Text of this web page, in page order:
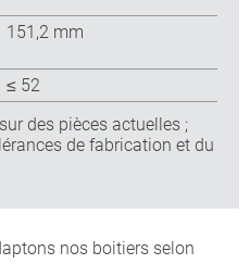
151,2 mm
≤ 52
des pièces actuelles ;
de fabrication et du
nos boitiers selon